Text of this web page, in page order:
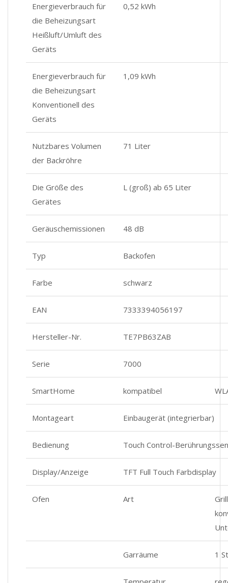
Energieverbrauch für
die Beheizungsart
Heißluft/Umluft des
Geräts
0,52 kWh
Energieverbrauch für
die Beheizungsart
Konventionell des
Geräts
1,09 kWh
Nutzbares Volumen
der Backröhre
71 Liter
Die Größe des
Gerätes
L (groß) ab 65 Liter
Geräuschemissionen 48 dB
Typ Backofen
Farbe schwarz
EAN 7333394056197
Hersteller-Nr. TE7PB63ZAB
Serie 7000
SmartHome kompatibel
Montageart Einbaugerät (integrierbar)
Bedienung Touch Control-
Display/Anzeige TFT Full Touch Farbdisplay
Ofen Art
Garräume 1